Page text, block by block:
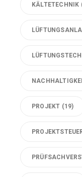
KÄLTETECHNIK
PROJEKT (19)